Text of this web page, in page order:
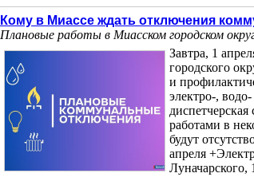
Кому в Миассе ждать отключения
Плановые работы в Миасском городском
Завтра, 1
городского
и
электро-,
работами в
будут
апреля
Луначарского,